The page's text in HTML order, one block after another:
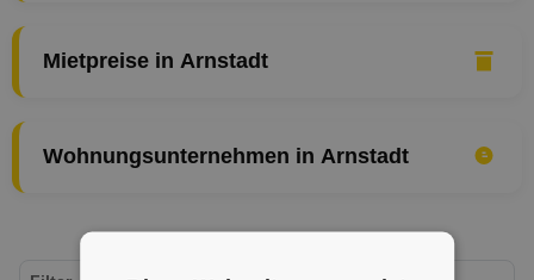
Mietpreise in Arnstadt
Wohnungsunternehmen in Arnstadt